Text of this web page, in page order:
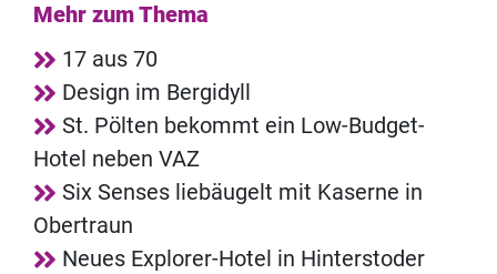
Mehr zum Thema
17 aus 70
Design im Bergidyll
St. Pölten bekommt ein Low-Budget-
Hotel neben VAZ
Six Senses liebäugelt mit Kaserne in
Obertraun
Neues Explorer-Hotel in Hinterstoder